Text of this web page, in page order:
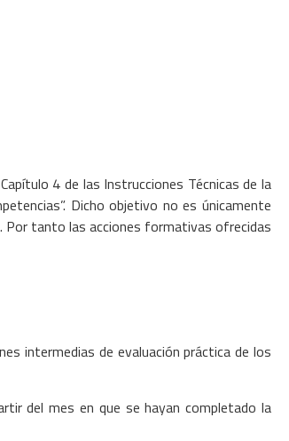
4 de las Instrucciones Técnicas de la
Dicho objetivo no es únicamente
Por tanto las acciones formativas ofrecidas
intermedias de evaluación práctica de los
del mes en que se hayan completado la